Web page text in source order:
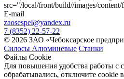
src="/local/front/build//images/
E-mail
zaosespel@yandex.ru
7 (8352) 22-57-22
© 2026 ЗАО «Чебоксарское
Силосы Алюминевые Станки
Файлы Cookie
Для повышения удобства работы с
обрабатывались, отключите cookie